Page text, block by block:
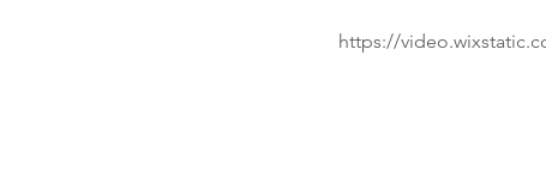
https://